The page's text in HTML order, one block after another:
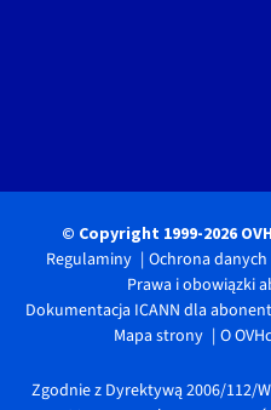
© Copyright 1999-2026
Regulaminy
Ochrona danych
Prawa i obowiązki
Dokumentacja ICANN dla
Mapa strony
O
Zgodnie z Dyrektywą 2006/112/